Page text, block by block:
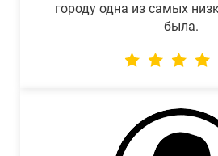
городу одна из самых
была.